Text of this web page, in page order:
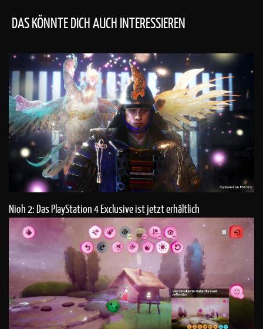
DAS KÖNNTE DICH AUCH INTERESSIEREN
Nioh 2: Das PlayStation 4 Exclusive ist jetzt erhältlich